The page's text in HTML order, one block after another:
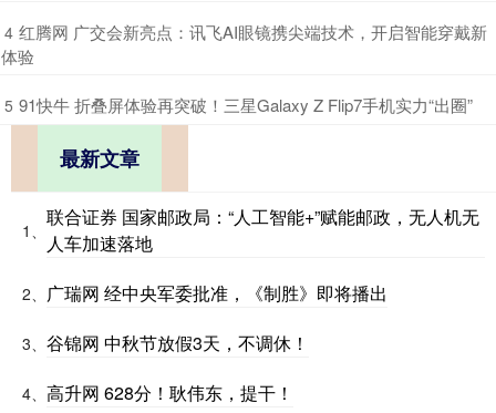
4 ​红腾网 广交会新亮点：讯飞AI眼镜携尖端技术，开启智能穿戴新
体验
5 ​91快牛 折叠屏体验再突破！三星Galaxy Z Flip7手机实力“出圈”
最新文章
1、
联合证券 国家邮政局：“人工智能+”赋能邮政，无人机无
人车加速落地
2、 广瑞网 经中央军委批准，《制胜》即将播出
3、 谷锦网 中秋节放假3天，不调休！
4、 高升网 628分！耿伟东，提干！